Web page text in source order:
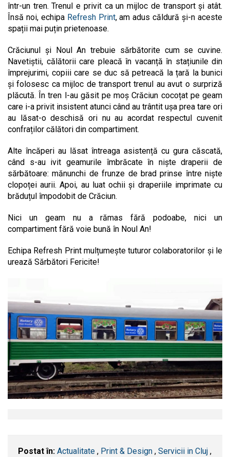
într-un tren. Trenul e privit ca un mijloc de transport și atât.
Însă noi, echipa Refresh Print, am adus căldură și-n aceste
spații mai puțin prietenoase.
Crăciunul și Noul An trebuie sărbătorite cum se cuvine.
Navetiștii, călătorii care pleacă în vacanță în stațiunile din
împrejurimi, copiii care se duc să petreacă la țară la bunici
și folosesc ca mijloc de transport trenul au avut o surpriză
plăcută. În tren l-au găsit pe moș Crăciun cocoțat pe geam
care i-a privit insistent atunci când au trântit ușa prea tare ori
au lăsat-o deschisă ori nu au acordat respectul cuvenit
confraților călători din compartiment.
Alte încăperi au lăsat întreaga asistență cu gura căscată,
când s-au ivit geamurile îmbrăcate în niște draperii de
sărbătoare: mănunchi de frunze de brad prinse între niște
clopoței aurii. Apoi, au luat ochii și draperiile imprimate cu
brăduțul împodobit de Crăciun.
Nici un geam nu a rămas fără podoabe, nici un
compartiment fără voie bună în Noul An!
Echipa Refresh Print mulțumește tuturor colaboratorilor și le
urează Sărbători Fericite!
Postat în: Actualitate , Print & Design , Servicii in Cluj ,